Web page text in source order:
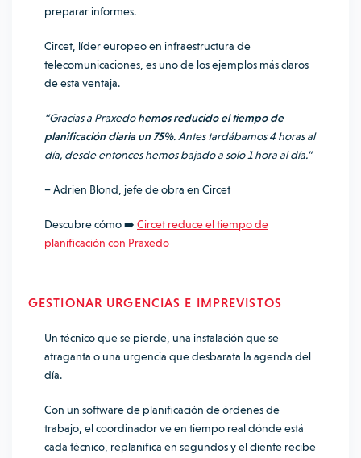
preparar informes.
Circet, líder europeo en infraestructura de
telecomunicaciones, es uno de los ejemplos más claros
de esta ventaja.
“Gracias a Praxedohemos reducido el tiempo de
planificación diaria un 75%. Antes tardábamos 4 horas al
día, desde entonces hemos bajado a solo 1 hora al día.”
– Adrien Blond, jefe de obra en Circet
Descubre cómo ➡️ Circet reduce el tiempo de
planificación con Praxedo
GESTIONAR URGENCIAS E IMPREVISTOS
Un técnico que se pierde, una instalación que se
atraganta o una urgencia que desbarata la agenda del
día.
Con un software de planificación de órdenes de
trabajo, el coordinador ve en tiempo real dónde está
cada técnico, replanifica en segundos y el cliente recibe